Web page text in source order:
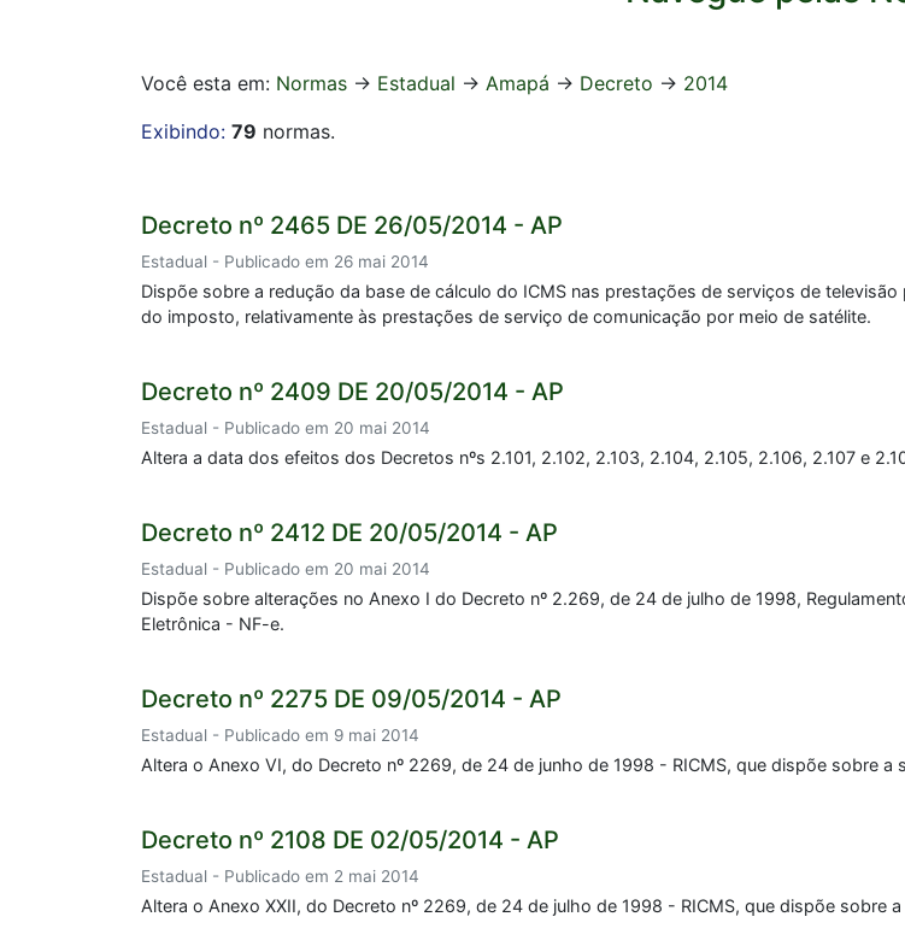
Você esta em: Normas -> Estadual -> Amapá -> Decreto -> 2014
Exibindo: 79 normas.
Decreto nº 2465 DE 26/05/2014 - AP
Estadual - Publicado em 26 mai 2014
Dispõe sobre a redução da base de cálculo do ICMS nas prestações de serviços de
do imposto, relativamente às prestações de serviço de comunicação por meio de satélite.
Decreto nº 2409 DE 20/05/2014 - AP
Estadual - Publicado em 20 mai 2014
Altera a data dos efeitos dos Decretos nºs 2.101, 2.102, 2.103, 2.104, 2.105, 2.106, 2.107 e
Decreto nº 2412 DE 20/05/2014 - AP
Estadual - Publicado em 20 mai 2014
Dispõe sobre alterações no Anexo I do Decreto nº 2.269, de 24 de julho de 1998,
Eletrônica - NF-e.
Decreto nº 2275 DE 09/05/2014 - AP
Estadual - Publicado em 9 mai 2014
Altera o Anexo VI, do Decreto nº 2269, de 24 de junho de 1998 - RICMS, que dispõe sobre
Decreto nº 2108 DE 02/05/2014 - AP
Estadual - Publicado em 2 mai 2014
Altera o Anexo XXII, do Decreto nº 2269, de 24 de julho de 1998 - RICMS, que dispõe